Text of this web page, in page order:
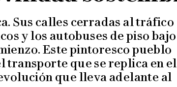
Sus calles cerradas al tráfico
y los autobuses de piso bajo
Este pintoresco pueblo
transporte que se replica en el
que lleva adelante al